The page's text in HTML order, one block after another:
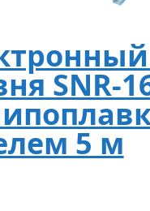
SNR-
5 м